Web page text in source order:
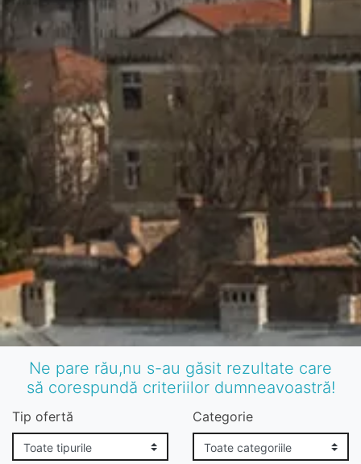
Ne pare rău,nu s-au găsit rezultate care
să corespundă criteriilor dumneavoastră!
Tip ofertă Categorie